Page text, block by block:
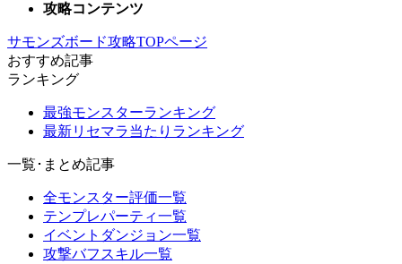
攻略コンテンツ
サモンズボード攻略TOPページ
おすすめ記事
ランキング
最強モンスターランキング
最新リセマラ当たりランキング
一覧･まとめ記事
全モンスター評価一覧
テンプレパーティ一覧
イベントダンジョン一覧
攻撃バフスキル一覧